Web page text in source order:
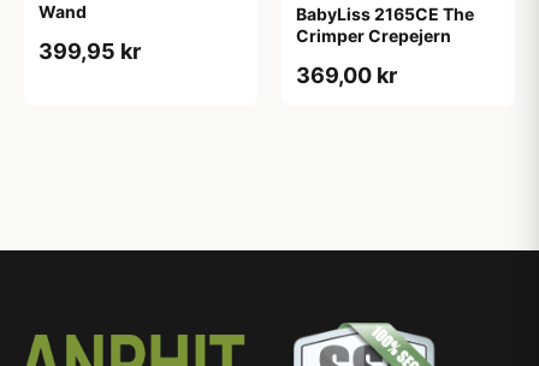
Wand
399,95 kr
BabyLiss 2165CE The
Crimper Crepejern
369,00 kr